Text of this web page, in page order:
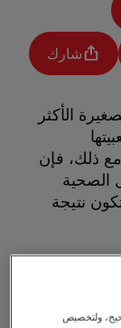
شارك
الأكثر
ذلك، فإن
الصحية
نتيجة
على كلاب
لبعض
ولتخصيص